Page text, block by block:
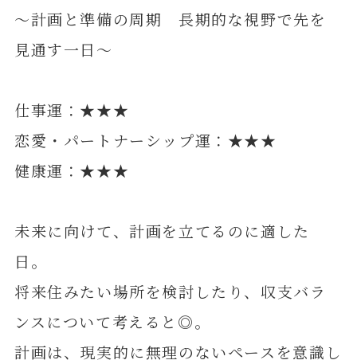
～計画と準備の周期 長期的な視野で先を
見通す一日～
仕事運：★★★
恋愛・パートナーシップ運：★★★
健康運：★★★
未来に向けて、計画を立てるのに適した
日。
将来住みたい場所を検討したり、収支バラ
ンスについて考えると◎。
計画は、現実的に無理のないペースを意識し